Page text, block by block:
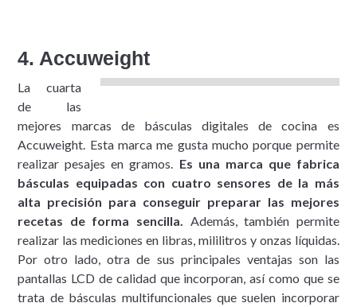
4. Accuweight
La cuarta
de las
mejores marcas de básculas digitales de cocina es
Accuweight. Esta marca me gusta mucho porque permite
realizar pesajes en gramos. Es una marca que fabrica
básculas equipadas con cuatro sensores de la más
alta precisión para conseguir preparar las mejores
recetas de forma sencilla. Además, también permite
realizar las mediciones en libras, mililitros y onzas líquidas.
Por otro lado, otra de sus principales ventajas son las
pantallas LCD de calidad que incorporan, así como que se
trata de básculas multifuncionales que suelen incorporar